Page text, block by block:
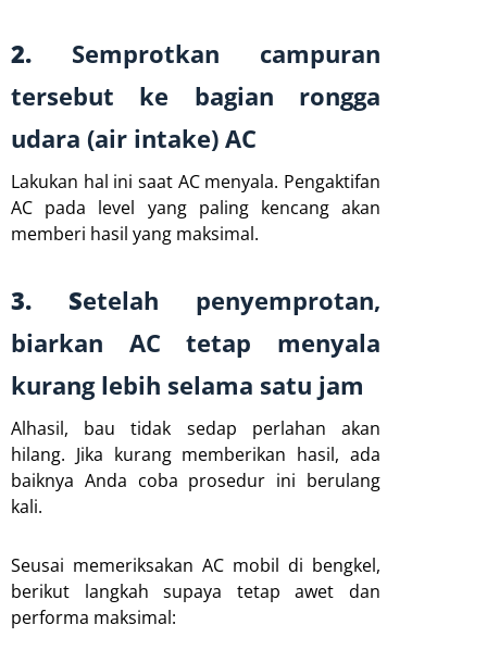
2. Semprotkan campuran
tersebut ke bagian rongga
udara (air intake) AC
Lakukan hal ini saat AC menyala. Pengaktifan
AC pada level yang paling kencang akan
memberi hasil yang maksimal.
3. Setelah penyemprotan,
biarkan AC tetap menyala
kurang lebih selama satu jam
Alhasil, bau tidak sedap perlahan akan
hilang. Jika kurang memberikan hasil, ada
baiknya Anda coba prosedur ini berulang
kali.
Seusai memeriksakan AC mobil di bengkel,
berikut langkah supaya tetap awet dan
performa maksimal: